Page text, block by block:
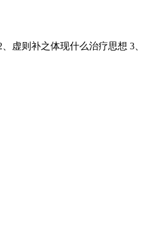
虚则补之体现什么治疗思想